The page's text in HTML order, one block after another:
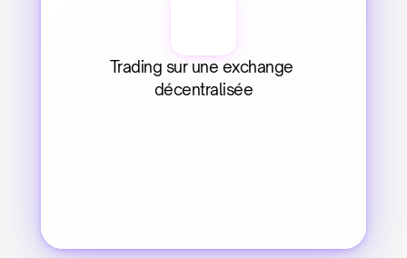
Trading sur une exchange
décentralisée